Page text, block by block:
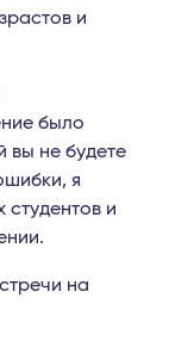
и
было
вы не будете
я
студентов и
на